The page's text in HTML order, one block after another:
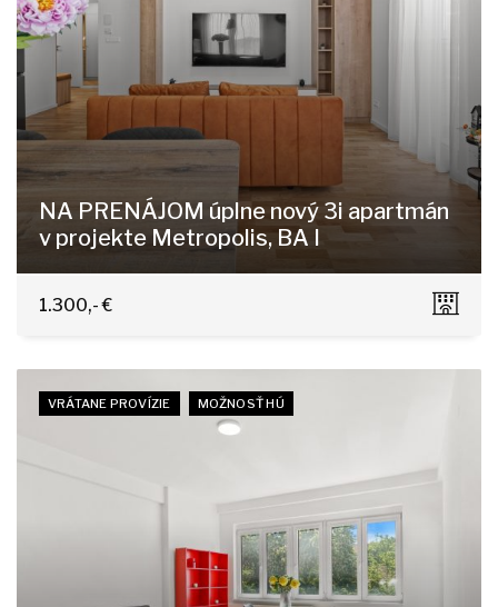
NA PRENÁJOM úplne nový 3i apartmán
v projekte Metropolis, BA I
Bottova 4-6, Bratislava - Staré Mesto
1.300,- €
VRÁTANE PROVÍZIE MOŽNOSŤ HÚ